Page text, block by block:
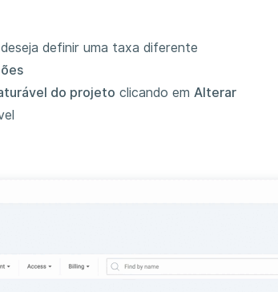
definir uma taxa diferente
do projeto clicando em Alterar